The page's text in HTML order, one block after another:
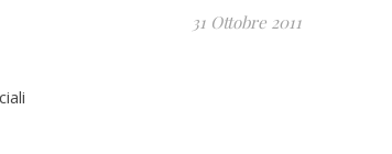
31 Ottobre 2011